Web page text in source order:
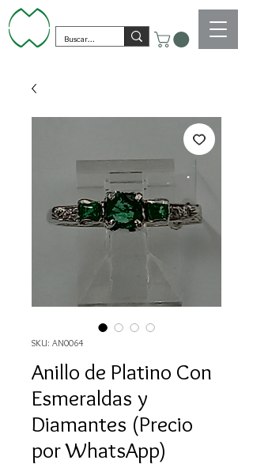
SKU: AN0064
Anillo de Platino Con
Esmeraldas y
Diamantes (Precio
por WhatsApp)